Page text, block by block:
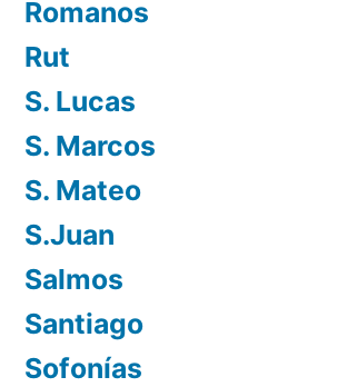
Romanos
Rut
S. Lucas
S. Marcos
S. Mateo
S.Juan
Salmos
Santiago
Sofonías